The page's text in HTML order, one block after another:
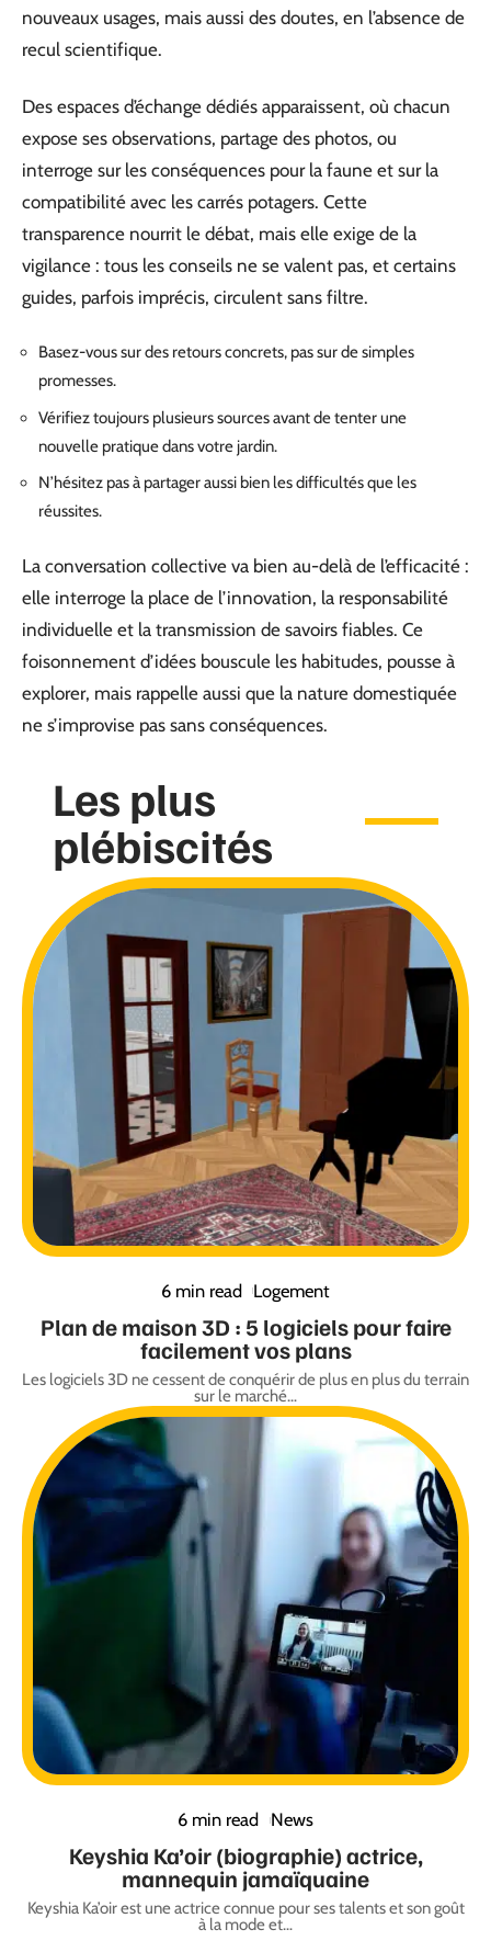
nouveaux usages, mais aussi des doutes, en l’absence de
recul scientifique.
Des espaces d’échange dédiés apparaissent, où chacun
expose ses observations, partage des photos, ou
interroge sur les conséquences pour la faune et sur la
compatibilité avec les carrés potagers. Cette
transparence nourrit le débat, mais elle exige de la
vigilance : tous les conseils ne se valent pas, et certains
guides, parfois imprécis, circulent sans filtre.
Basez-vous sur des retours concrets, pas sur de simples
promesses.
Vérifiez toujours plusieurs sources avant de tenter une
nouvelle pratique dans votre jardin.
N’hésitez pas à partager aussi bien les difficultés que les
réussites.
La conversation collective va bien au-delà de l’efficacité :
elle interroge la place de l’innovation, la responsabilité
individuelle et la transmission de savoirs fiables. Ce
foisonnement d’idées bouscule les habitudes, pousse à
explorer, mais rappelle aussi que la nature domestiquée
ne s’improvise pas sans conséquences.
Les plus
plébiscités
6 min read Logement
Plan de maison 3D : 5 logiciels pour faire
facilement vos plans
Les logiciels 3D ne cessent de conquérir de plus en plus du terrain
sur le marché…
6 min read News
Keyshia Ka’oir (biographie) actrice,
mannequin jamaïquaine
Keyshia Ka’oir est une actrice connue pour ses talents et son goût
à la mode et…